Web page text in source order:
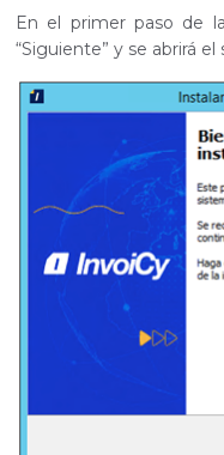
En el primer paso de
“Siguiente” y se abrirá